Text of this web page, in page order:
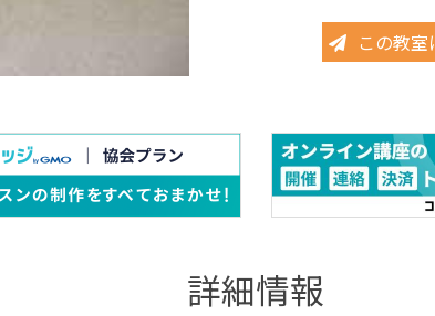
この教
詳細情報